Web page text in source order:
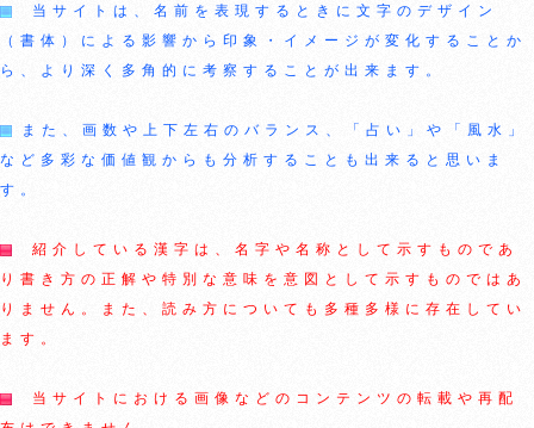
当サイトは、名前を表現するときに文字のデザイン
（書体）による影響から印象・イメージが変化することか
ら、より深く多角的に考察することが出来ます。
また、画数や上下左右のバランス、「占い」や「風水」
など多彩な価値観からも分析することも出来ると思いま
す。
紹介している漢字は、名字や名称として示すものであ
り書き方の正解や特別な意味を意図として示すものではあ
りません。また、読み方についても多種多様に存在してい
ます。
当サイトにおける画像などのコンテンツの転載や再配